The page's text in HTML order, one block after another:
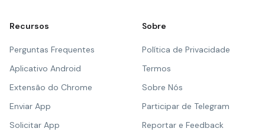
Recursos
Perguntas Frequentes
Aplicativo Android
Extensão do Chrome
Enviar App
Solicitar App
Sobre
Política de Privacidade
Termos
Sobre Nós
Participar de Telegram
Reportar e Feedback